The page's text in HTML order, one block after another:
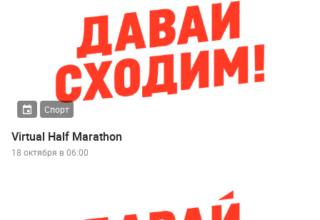
Спорт
Virtual Half Marathon
18 октября в 06:00